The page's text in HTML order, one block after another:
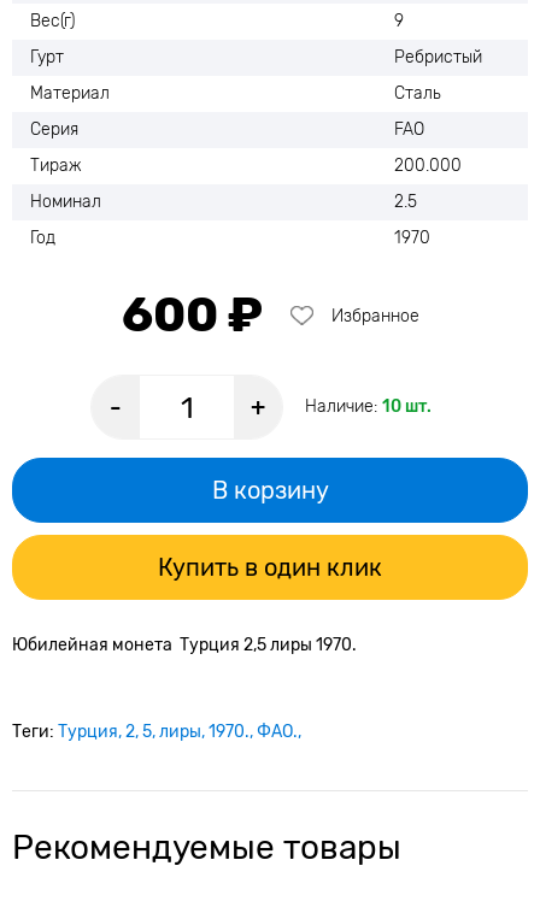
Вес(г)
9
Гурт
Ребристый
Материал
Сталь
Серия
FAO
Тираж
200.000
Номинал
2.5
Год
1970
600 ₽ Избранное
- + Наличие: 10 шт.
В корзину
Купить в один клик
Юбилейная монета Турция 2,5 лиры 1970.
Теги: Турция 2 5 лиры 1970. ФАО.
Рекомендуемые товары